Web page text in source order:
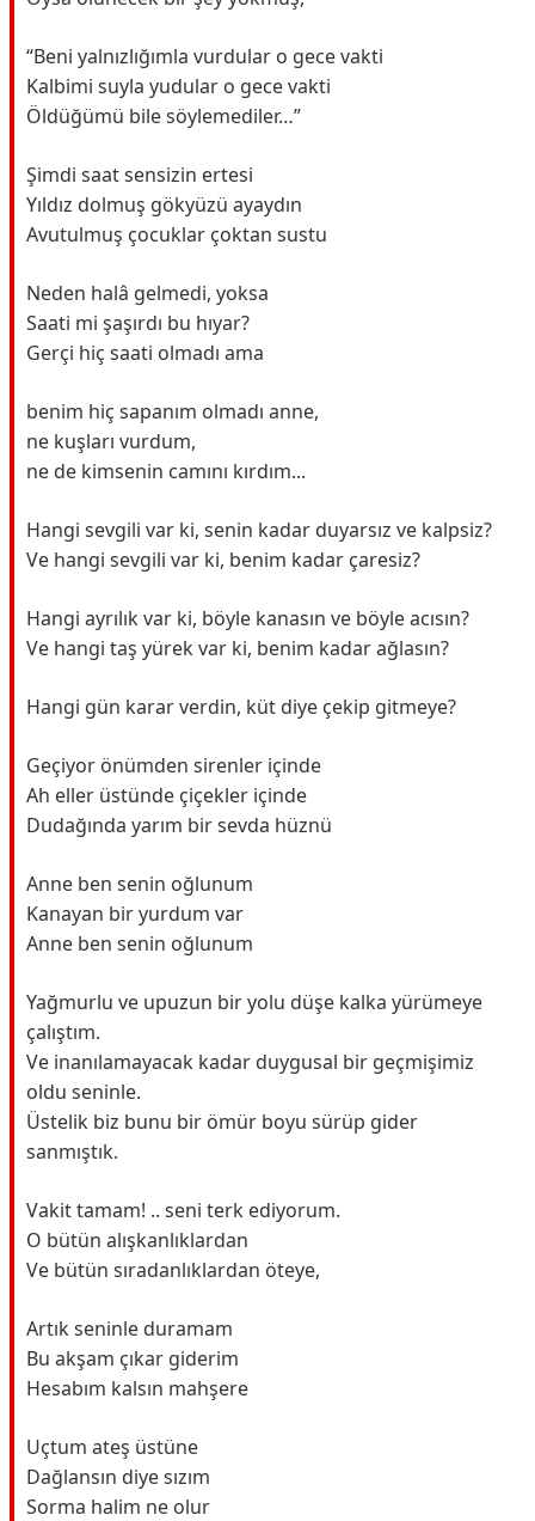
“Beni yalnızlığımla vurdular o gece vakti
Kalbimi suyla yudular o gece vakti
Öldüğümü bile söylemediler…”
Şimdi saat sensizin ertesi
Yıldız dolmuş gökyüzü ayaydın
Avutulmuş çocuklar çoktan sustu
Neden halâ gelmedi, yoksa
Saati mi şaşırdı bu hıyar?
Gerçi hiç saati olmadı ama
benim hiç sapanım olmadı anne,
ne kuşları vurdum,
ne de kimsenin camını kırdım...
Hangi sevgili var ki, senin kadar duyarsız ve kalpsiz?
Ve hangi sevgili var ki, benim kadar çaresiz?
Hangi ayrılık var ki, böyle kanasın ve böyle acısın?
Ve hangi taş yürek var ki, benim kadar ağlasın?
Hangi gün karar verdin, küt diye çekip gitmeye?
Geçiyor önümden sirenler içinde
Ah eller üstünde çiçekler içinde
Dudağında yarım bir sevda hüznü
Anne ben senin oğlunum
Kanayan bir yurdum var
Anne ben senin oğlunum
Yağmurlu ve upuzun bir yolu düşe kalka yürümeye
çalıştım.
Ve inanılamayacak kadar duygusal bir geçmişimiz
oldu seninle.
Üstelik biz bunu bir ömür boyu sürüp gider
sanmıştık.
Vakit tamam! .. seni terk ediyorum.
O bütün alışkanlıklardan
Ve bütün sıradanlıklardan öteye,
Artık seninle duramam
Bu akşam çıkar giderim
Hesabım kalsın mahşere
Uçtum ateş üstüne
Dağlansın diye sızım
Sorma halim ne olur